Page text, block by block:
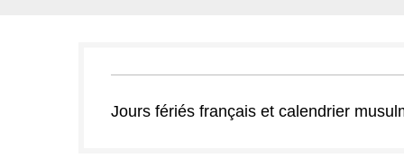
Jours fériés français et calendrier